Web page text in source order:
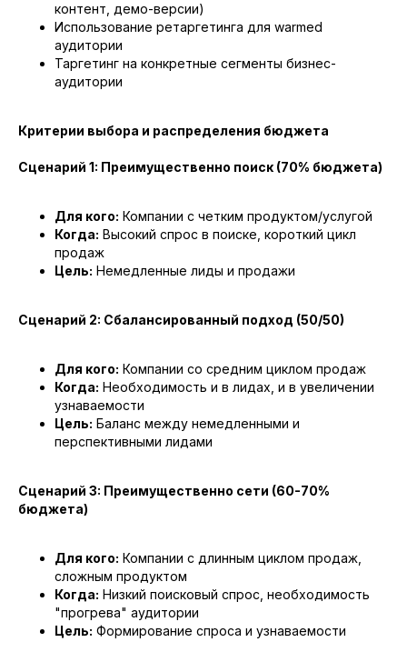
контент, демо-версии)
Использование ретаргетинга для warmed
аудитории
Таргетинг на конкретные сегменты бизнес-
аудитории
Критерии выбора и распределения бюджета
Сценарий 1: Преимущественно поиск (70% бюджета)
Для кого: Компании с четким продуктом/услугой
Когда: Высокий спрос в поиске, короткий цикл
продаж
Цель: Немедленные лиды и продажи
Сценарий 2: Сбалансированный подход (50/50)
Для кого: Компании со средним циклом продаж
Когда: Необходимость и в лидах, и в увеличении
узнаваемости
Цель: Баланс между немедленными и
перспективными лидами
Сценарий 3: Преимущественно сети (60-70%
бюджета)
Для кого: Компании с длинным циклом продаж,
сложным продуктом
Когда: Низкий поисковый спрос, необходимость
"прогрева" аудитории
Цель: Формирование спроса и узнаваемости